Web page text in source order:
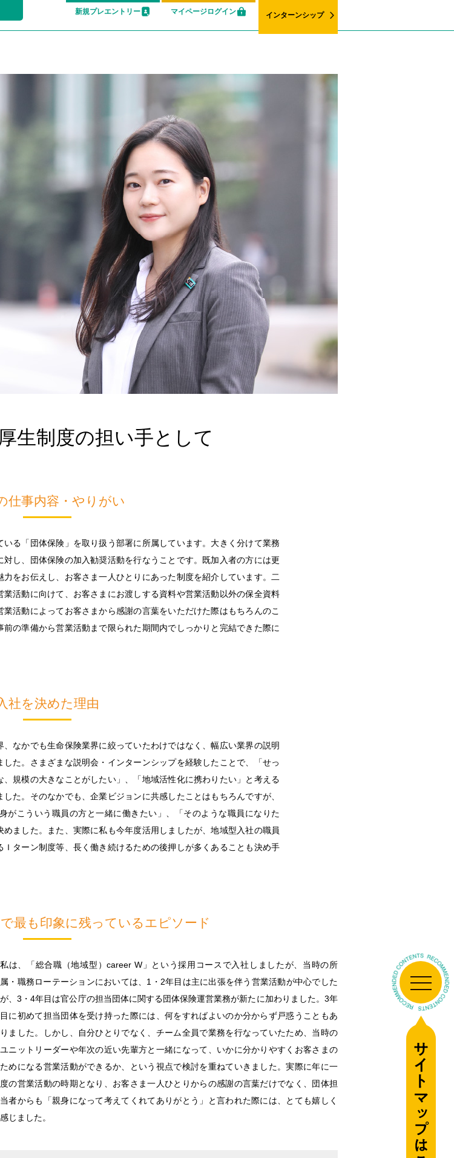
新規プレエントリー マイページログイン インターンシップ
生制度の担い手として
仕事内容・やりがい
る「団体保険」を取り扱う部署に所属しています。大きく分けて業務
し、団体保険の加入勧奨活動を行なうことです。既加入者の方には更
をお伝えし、お客さま一人ひとりにあった制度を紹介しています。二
活動に向けて、お客さまにお渡しする資料や営業活動以外の保全資料
活動によってお客さまから感謝の言葉をいただけた際はもちろんのこ
の準備から営業活動まで限られた期間内でしっかりと完結できた際に
社を決めた理由
なかでも生命保険業界に絞っていたわけではなく、幅広い業界の説明
た。さまざまな説明会・インターンシップを経験したことで、「せっ
規模の大きなことがしたい」、「地域活性化に携わりたい」と考える
た。そのなかでも、企業ビジョンに共感したことはもちろんですが、
がこういう職員の方と一緒に働きたい」、「そのような職員になりた
ました。また、実際に私も今年度活用しましたが、地域型入社の職員
ターン制度等、長く働き続けるための後押しが多くあることも決め手
最も印象に残っているエピソード
私は、「総合職（地域型）career W」という採用コースで入社しましたが、当時の所
属・職務ローテーションにおいては、1・2年目は主に出張を伴う営業活動が中心でした
が、3・4年目は官公庁の担当団体に関する団体保険運営業務が新たに加わりました。3年
目に初めて担当団体を受け持った際には、何をすればよいのか分からず戸惑うこともあ
りました。しかし、自分ひとりでなく、チーム全員で業務を行なっていたため、当時の
ユニットリーダーや年次の近い先輩方と一緒になって、いかに分かりやすくお客さまの
ためになる営業活動ができるか、という視点で検討を重ねていきました。実際に年に一
度の営業活動の時期となり、お客さま一人ひとりからの感謝の言葉だけでなく、団体担
当者からも「親身になって考えてくれてありがとう」と言われた際には、とても嬉しく
感じました。